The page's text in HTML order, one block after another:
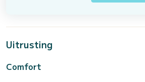
Uitrusting
Comfort